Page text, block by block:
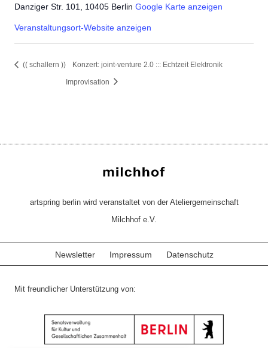
Danziger Str. 101, 10405 Berlin Google Karte anzeigen
Veranstaltungsort-Website anzeigen
(( schallern )) Konzert: joint-venture 2.0 ::: Echtzeit Elektronik
Improvisation
artspring berlin wird veranstaltet von der Ateliergemeinschaft
Milchhof e.V.
Newsletter Impressum Datenschutz
Mit freundlicher Unterstützung von: